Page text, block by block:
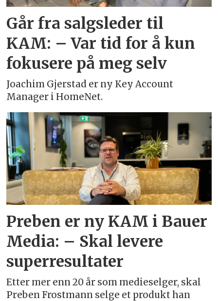
Går fra salgsleder til
KAM: – Var tid for å kun
fokusere på meg selv
Joachim Gjerstad er ny Key Account
Manager i HomeNet.
Preben er ny KAM i Bauer
Media: – Skal levere
superresultater
Etter mer enn 20 år som medieselger, skal
Preben Frostmann selge et produkt han